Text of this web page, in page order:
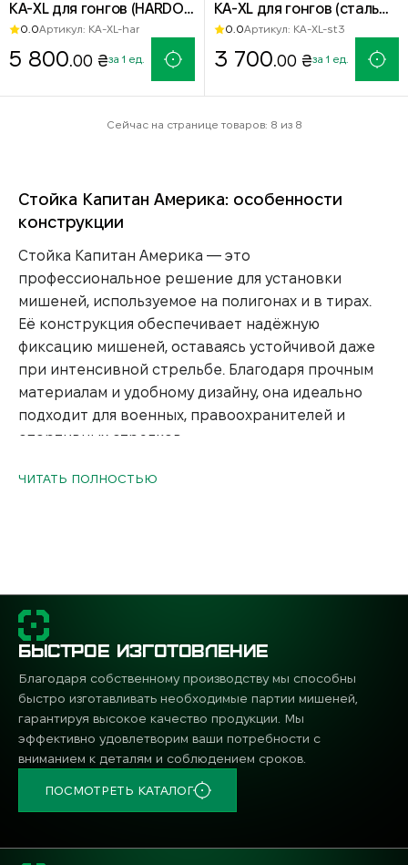
КА-XL для гонгов (HARDOX
500)
0.0Артикул: KA-XL-har
5 800.00 ₴за 1 ед.
КА-XL для гонгов (сталь
СТ-3)
0.0Артикул: KA-XL-st3
3 700.00 ₴за 1 ед.
Сейчас на странице товаров: 8 из 8
Стойка Капитан Америка: особенности
конструкции
Стойка Капитан Америка — это
профессиональное решение для установки
мишеней, используемое на полигонах и в тирах.
Её конструкция обеспечивает надёжную
фиксацию мишеней, оставаясь устойчивой даже
при интенсивной стрельбе. Благодаря прочным
материалам и удобному дизайну, она идеально
подходит для военных, правоохранителей и
спортивных стрелков.
Модель разработана для использования в
Преимущества стойки Капитан Америка
Прочность и износостойкость:изготовлена из
стали Hardox 500 или СТ-3, что обеспечивает
стойкость даже при множественных
попаданиях.
Стабильность:устойчивая база
предотвращает опрокидывание конструкции
даже при мощных ударах.
удобная транспортировка без необходимости
ЧИТАТЬ ПОЛНОСТЬЮ
БЫСТРОЕ ИЗГОТОВЛЕНИЕ
Благодаря собственному производству мы способны
быстро изготавливать необходимые партии мишеней,
гарантируя высокое качество продукции. Мы
эффективно удовлетворим ваши потребности с
вниманием к деталям и соблюдением сроков.
ПОСМОТРЕТЬ КАТАЛОГ